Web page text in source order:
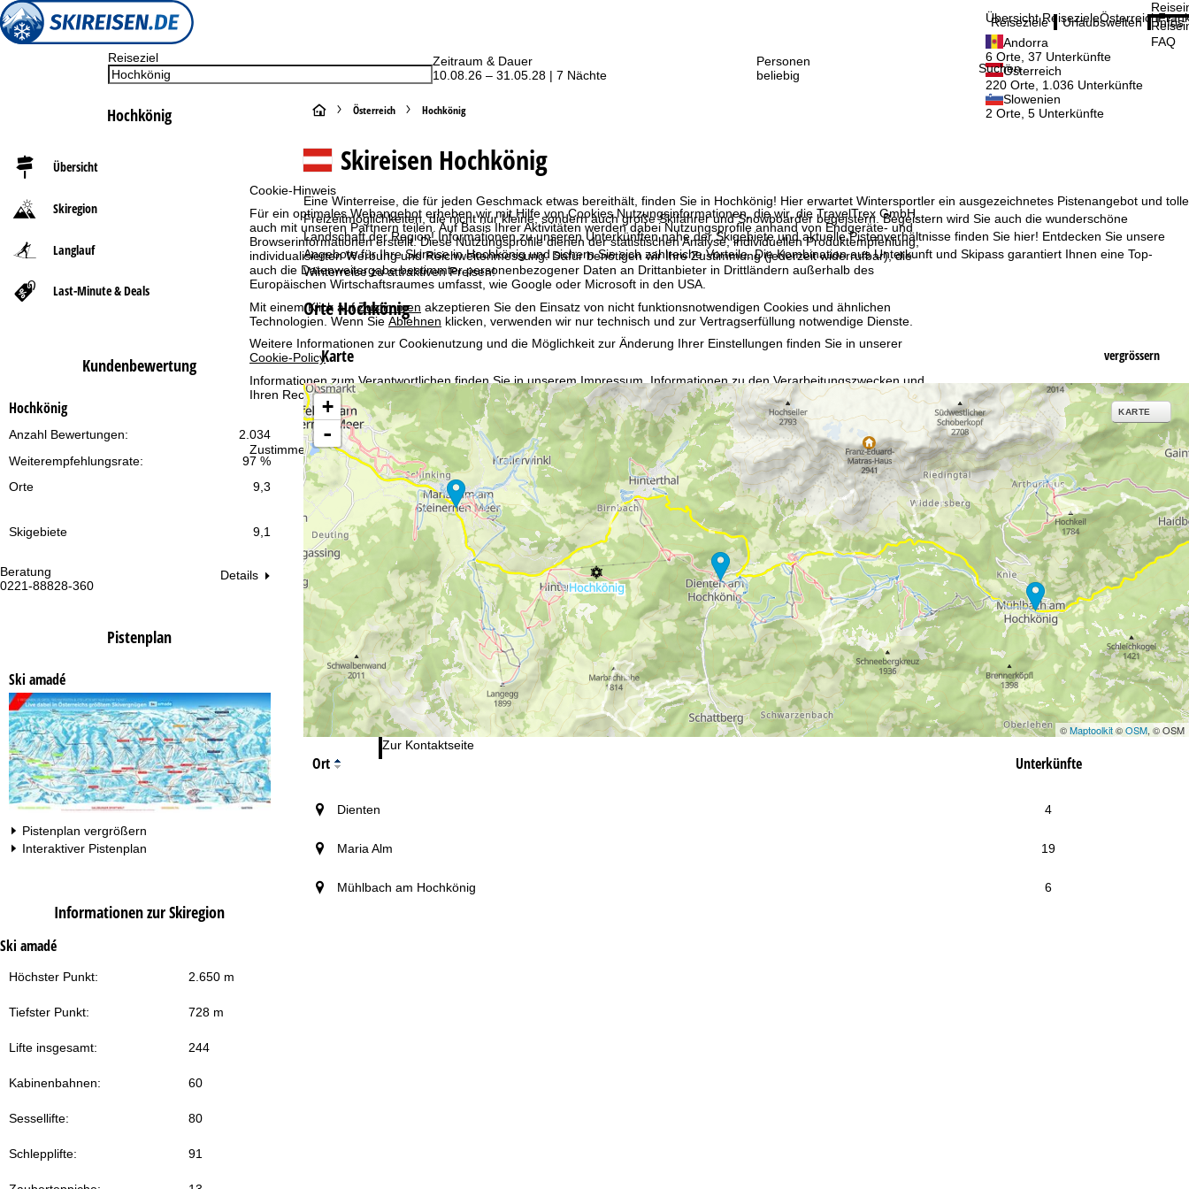
Cookie-Hinweis
Für ein optimales Webangebot erheben wir mit Hilfe von Cookies Nutzungsinformationen, die wir, die TravelTrex GmbH,
auch mit unseren Partnern teilen. Auf Basis Ihrer Aktivitäten werden dabei Nutzungsprofile anhand von Endgeräte- und
Browserinformationen erstellt. Diese Nutzungsprofile dienen der statistischen Analyse, individuellen Produktempfehlung,
individualisierten Werbung und Reichweitenmessung. Dafür benötigen wir Ihre Zustimmung (jederzeit widerrufbar), die
auch die Datenweitergabe bestimmter personenbezogener Daten an Drittanbieter in Drittländern außerhalb des
Europäischen Wirtschaftsraumes umfasst, wie Google oder Microsoft in den USA.
Mit einem Klick aufZustimmen akzeptieren Sie den Einsatz von nicht funktionsnotwendigen Cookies und ähnlichen
Technologien. Wenn Sie Ablehnen klicken, verwenden wir nur technisch und zur Vertragserfüllung notwendige Dienste.
Weitere Informationen zur Cookienutzung und die Möglichkeit zur Änderung Ihrer Einstellungen finden Sie in unserer
Cookie-Policy.
Informationen zum Verantwortlichen finden Sie in unseremImpressum. Informationen zu den Verarbeitungszwecken und
Ihren Rechten finden Sie in unserer
Datenschutzerklärung
Zustimmen
Beratung
0221-88828-360
Öffnungszeiten
Mo-Do:
09:00-17:00 Uhr
Fr:
09:00-15:00 Uhr
Sa-So:
geschlossen
Zur Kontaktseite
Beratung
Reiseziele
Übersicht ReisezieleÖsterreich
Andorra
6 Orte, 37 Unterkünfte
Österreich
220 Orte, 1.036 Unterkünfte
Slowenien
2 Orte, 5 Unterkünfte
Urlaubswelten Infos
FAQ
Reiseziel
Zeitraum & Dauer
10.08.26 – 31.05.28 | 7 Nächte
Personen
beliebig
Suchen
Hochkönig
Übersicht
Skiregion
Langlauf
Last-Minute & Deals
Kundenbewertung
Hochkönig
2.034
Anzahl Bewertungen:
97 %
Weiterempfehlungsrate:
Orte
9,3
Skigebiete 9,1
Details
Pistenplan
Ski amadé
Pistenplan vergrößern
Interaktiver Pistenplan
Informationen zur Skiregion
Ski amadé
Höchster Punkt: 2.650 m
Tiefster Punkt: 728 m
Lifte insgesamt: 244
Kabinenbahnen: 60
Sessellifte: 80
Schlepplifte: 91
S
t
r
t
s
e
i
t
e
Österreich Hochkönig
Skireisen Hochkönig
Eine Winterreise, die für jeden Geschmack etwas bereithält, finden Sie in Hochkönig! Hier erwartet Wintersportler ein ausgezeichnetes Pistenangebot und tolle
Freizeitmöglichkeiten, die nicht nur kleine, sondern auch große Skifahrer und Snowboarder begeistern. Begeistern wird Sie auch die wunderschöne
Landschaft der Region! Informationen zu unseren Unterkünften nahe der Skigebiete und aktuelle Pistenverhältnisse finden Sie hier! Entdecken Sie unsere
Angebote für Ihre Skireise in Hochkönig und sichern Sie sich zahlreiche Vorteile. Die Kombination aus Unterkunft und Skipass garantiert Ihnen eine Top-
Winterreise zu attraktiven Preisen!
Orte Hochkönig
Karte vergrössern
+
-
KARTE
©Maptoolkit©OSM, © OSM
Ort Unterkünfte
Dienten 4
Maria Alm 19
Mühlbach am Hochkönig 6